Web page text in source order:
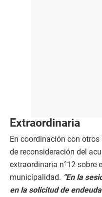
Extraordinaria
En coordinación con
de reconsideración del
extraordinaria n°12 sobre
municipalidad. “En la
en la solicitud de